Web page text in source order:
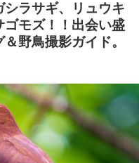
ラサギ、リュウキ
ゴモズ！！出会い盛
野鳥撮影ガイド。